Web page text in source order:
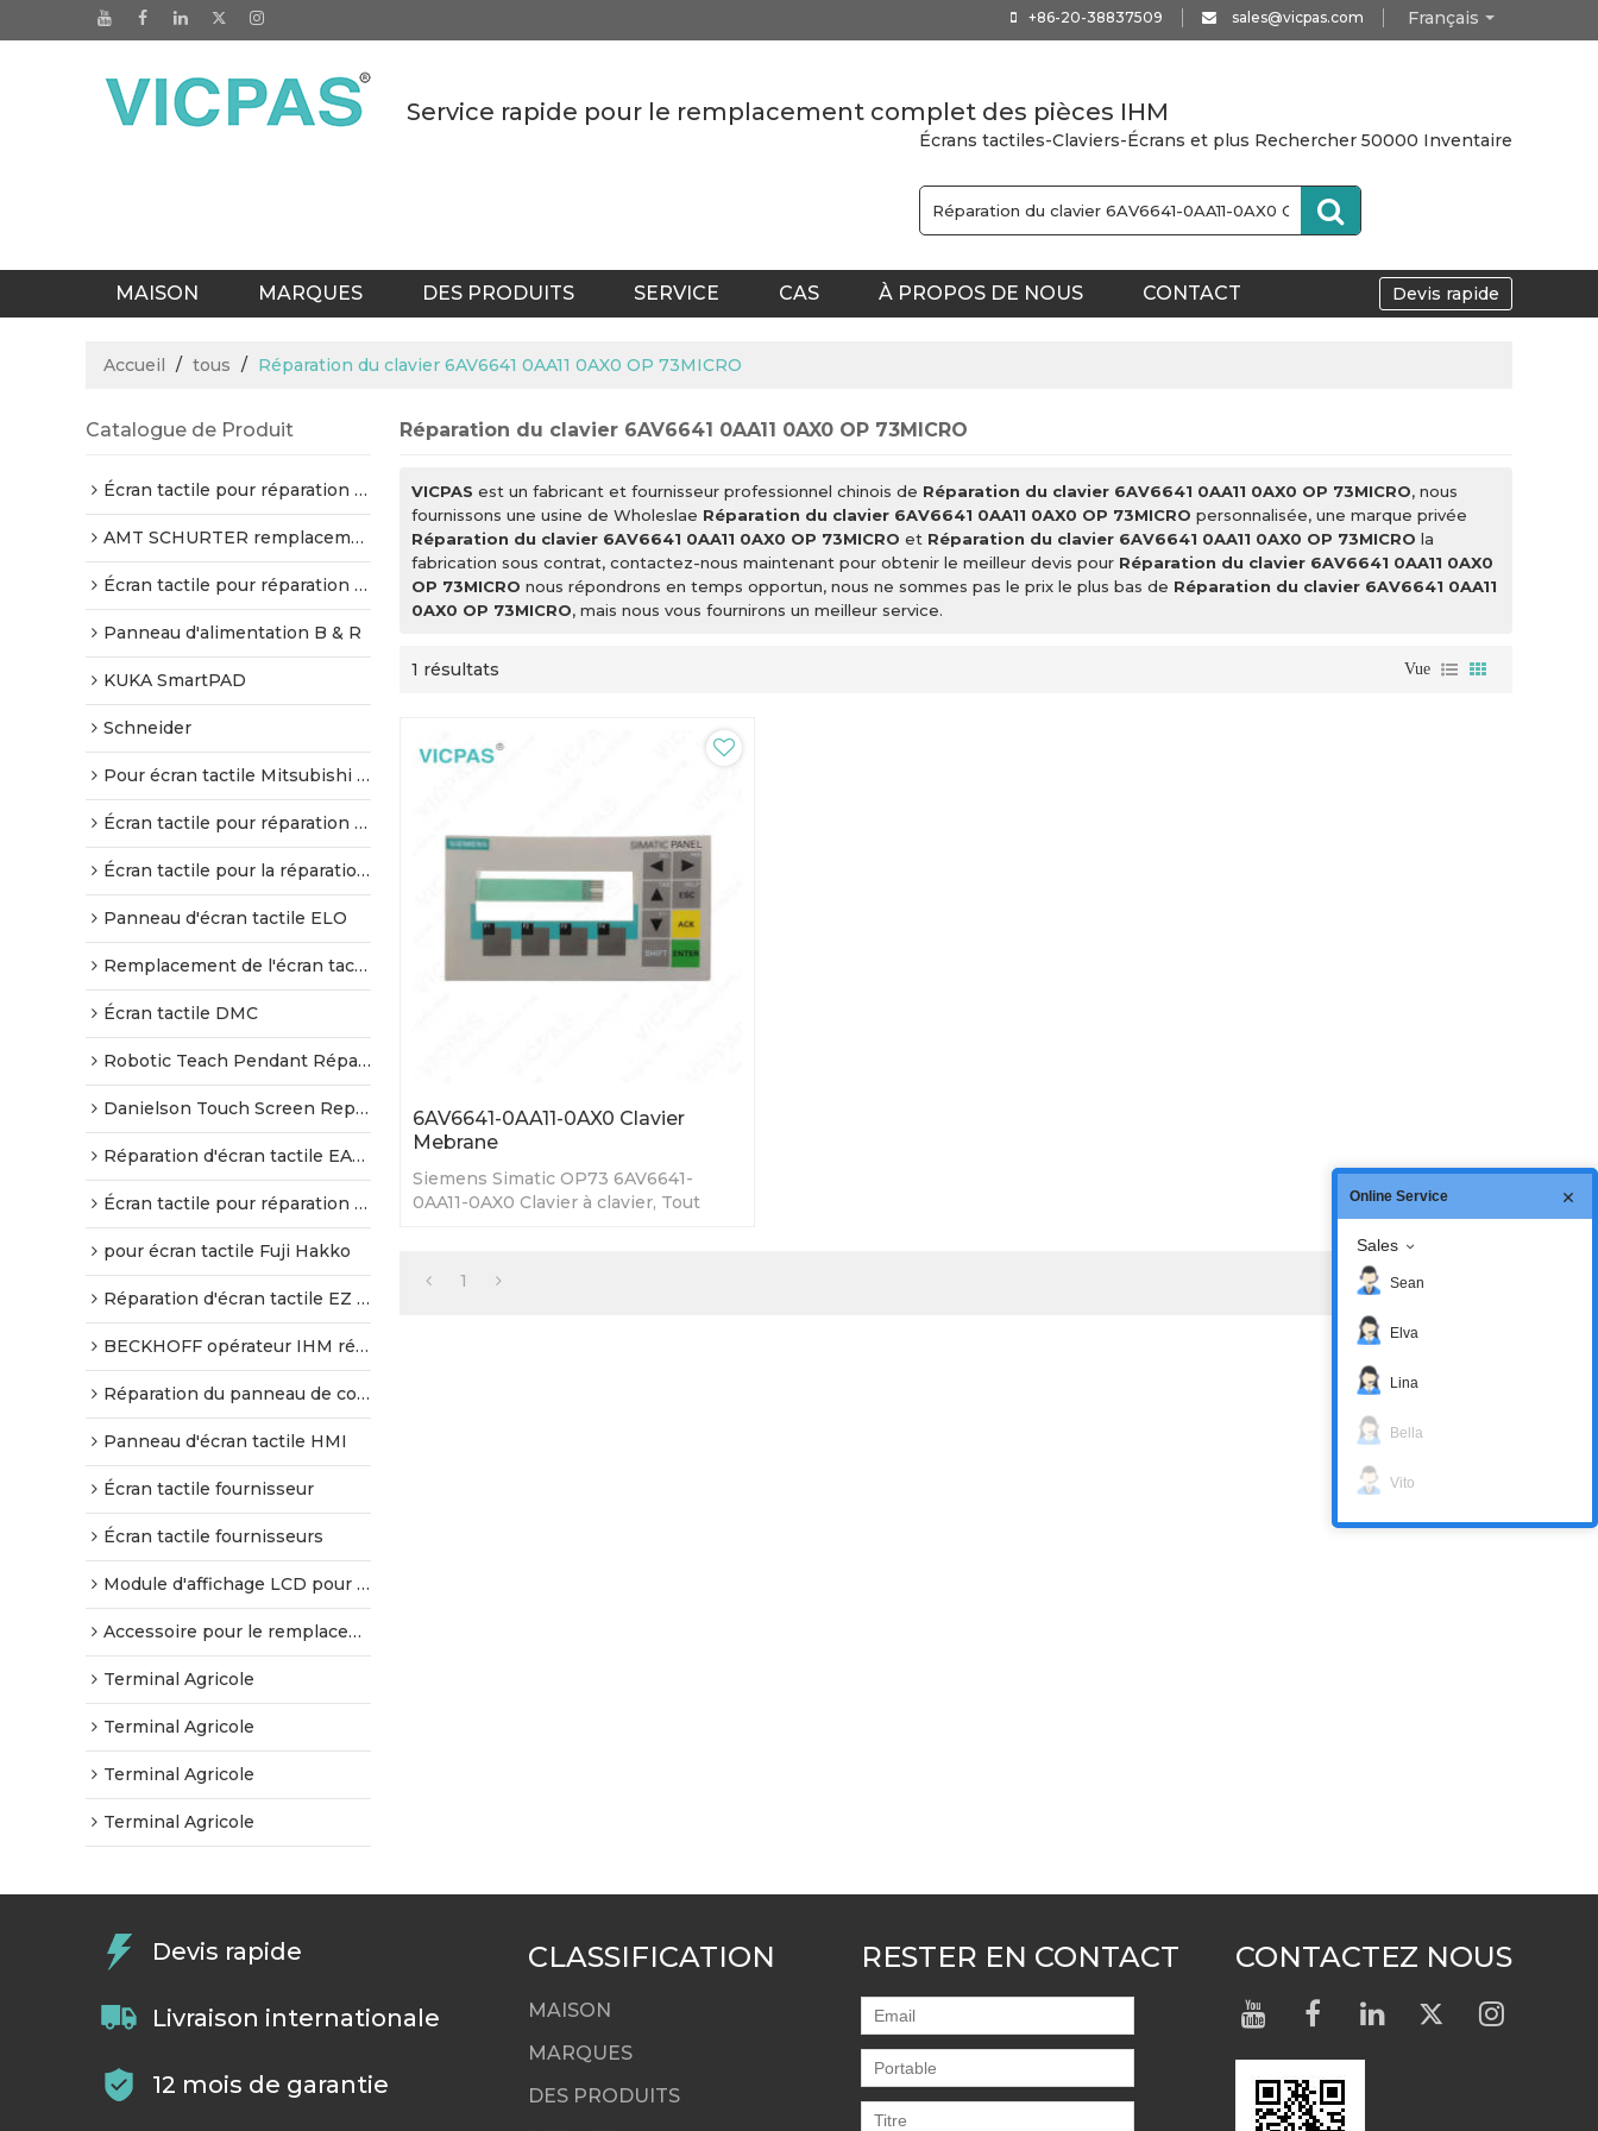
Français
+86-20-38837509 sales@vicpas.com
Service rapide pour le remplacement complet des pièces IHM
Écrans tactiles-Claviers-Écrans et plus Rechercher 50000 Inventaire
MAISON MARQUES DES PRODUITS SERVICE CAS À PROPOS DE NOUS CONTACT Devis rapide
Accueil / tous / Réparation du clavier 6AV6641 0AA11 0AX0 OP 73MICRO
Catalogue de Produit
Écran tactile pour réparation Siemens
AMT SCHURTER remplacement de l'écran tactile
Écran tactile pour réparation Allen-Bradley
Panneau d'alimentation B & R
KUKA SmartPAD
Schneider
Pour écran tactile Mitsubishi & Beijer
Écran tactile pour réparation Proface
Écran tactile pour la réparation Omron
Panneau d'écran tactile ELO
Remplacement de l'écran tactile Gunze
Écran tactile DMC
Robotic Teach Pendant Réparation
Danielson Touch Screen Replacement
Réparation d'écran tactile EATON HMI
Écran tactile pour réparation ESA
pour écran tactile Fuji Hakko
Réparation d'écran tactile EZ Automation HMI
BECKHOFF opérateur IHM réparation
Réparation du panneau de commande graphique
Panneau d'écran tactile HMI
Écran tactile fournisseur
Écran tactile fournisseurs
Module d'affichage LCD pour le remplacement du panneau HMI
Accessoire pour le remplacement de l'écran tactile
Terminal Agricole
Terminal Agricole
Terminal Agricole
Terminal Agricole
Réparation du clavier 6AV6641 0AA11 0AX0 OP 73MICRO
VICPAS est un fabricant et fournisseur professionnel chinois de Réparation du clavier 6AV6641 0AA11 0AX0 OP 73MICRO, nous
fournissons une usine de Wholeslae Réparation du clavier 6AV6641 0AA11 0AX0 OP 73MICRO personnalisée, une marque privée
Réparation du clavier 6AV6641 0AA11 0AX0 OP 73MICRO et Réparation du clavier 6AV6641 0AA11 0AX0 OP 73MICRO la
fabrication sous contrat, contactez-nous maintenant pour obtenir le meilleur devis pour Réparation du clavier 6AV6641 0AA11 0AX0
OP 73MICRO nous répondrons en temps opportun, nous ne sommes pas le prix le plus bas de Réparation du clavier 6AV6641 0AA11
0AX0 OP 73MICRO, mais nous vous fournirons un meilleur service.
1 résultats Vue
6AV6641-0AA11-0AX0 Clavier
Mebrane
Siemens Simatic OP73 6AV6641-
0AA11-0AX0 Clavier à clavier, Tout
1
Devis rapide
Livraison internationale
12 mois de garantie
CLASSIFICATION
MAISON
MARQUES
DES PRODUITS
RESTER EN CONTACT CONTACTEZ NOUS
Online Service
Sales
Sean
Elva
Lina
Bella
Vito